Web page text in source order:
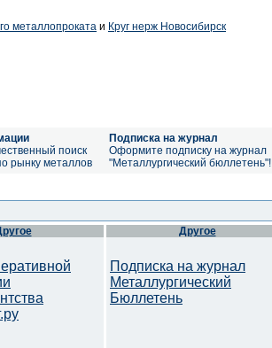
металлопроката и Круг нерж Новосибирск
поиск
рынку металлов
Подписка на журнал
Оформите подписку на журнал
"Металлургический бюллетень"!
Другое
Подписка на журнал
Металлургический
Бюллетень